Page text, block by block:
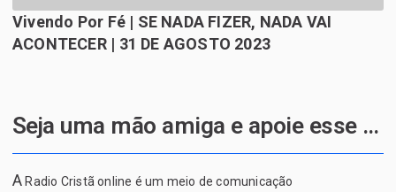
Vivendo Por Fé | SE NADA FIZER, NADA VAI
ACONTECER | 31 DE AGOSTO 2023
Seja uma mão amiga e apoie esse projeto de Deus
A Radio Cristã online é um meio de comunicação